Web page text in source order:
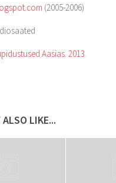
(2005-2006)
Aasias. 2013.
ALSO LIKE...